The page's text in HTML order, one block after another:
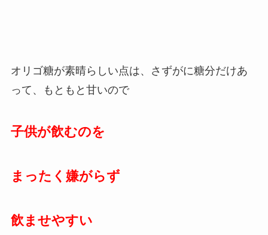
オリゴ糖が素晴らしい点は、さずがに糖分だけあ
って、もともと甘いので
子供が飲むのを
まったく嫌がらず
飲ませやすい